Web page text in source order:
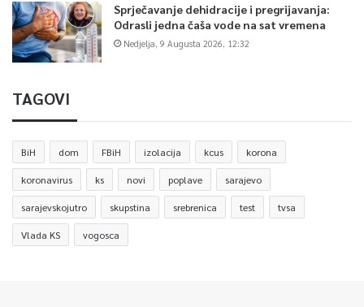
Sprječavanje dehidracije i pregrijavanja:
Odrasli jedna čaša vode na sat vremena
Nedjelja, 9 Augusta 2026, 12:32
TAGOVI
BiH dom FBiH izolacija kcus korona
koronavirus ks novi poplave sarajevo
sarajevskojutro skupstina srebrenica test tvsa
Vlada KS vogosca